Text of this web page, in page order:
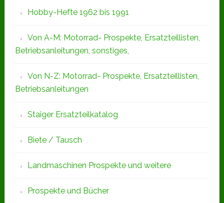
Hobby-Hefte 1962 bis 1991
Von A-M: Motorrad- Prospekte, Ersatzteillisten,
Betriebsanleitungen, sonstiges,
Von N-Z: Motorrad- Prospekte, Ersatzteillisten,
Betriebsanleitungen
Staiger Ersatzteilkatalog
Biete / Tausch
Landmaschinen Prospekte und weitere
Prospekte und Bücher